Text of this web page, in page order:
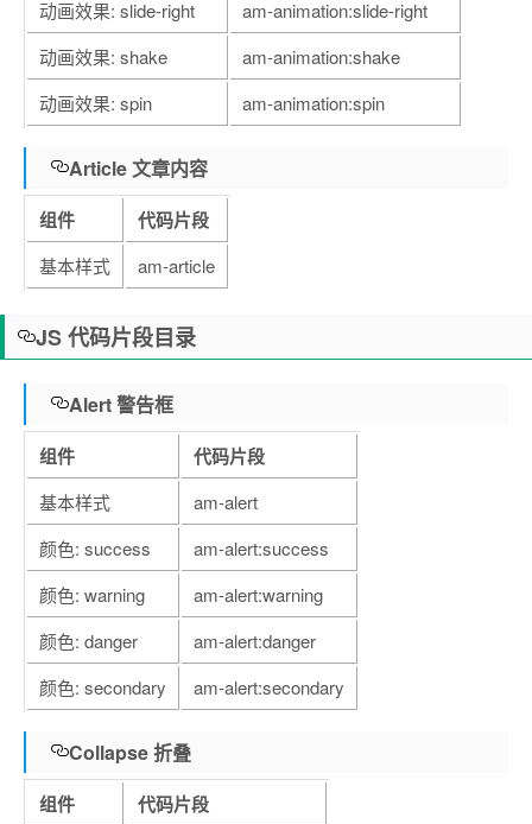
动画效果: slide-right
am-animation:slide-right
动画效果: shake
am-animation:shake
动画效果: spin
am-animation:spin
Article 文章内容
组件 代码片段
基本样式 am-article
JS 代码片段目录
Alert 警告框
组件 代码片段
基本样式
am-alert
颜色: success
am-alert:success
颜色: warning
am-alert:warning
颜色: danger
am-alert:danger
颜色: secondary
am-alert:secondary
Collapse 折叠
组件 代码片段